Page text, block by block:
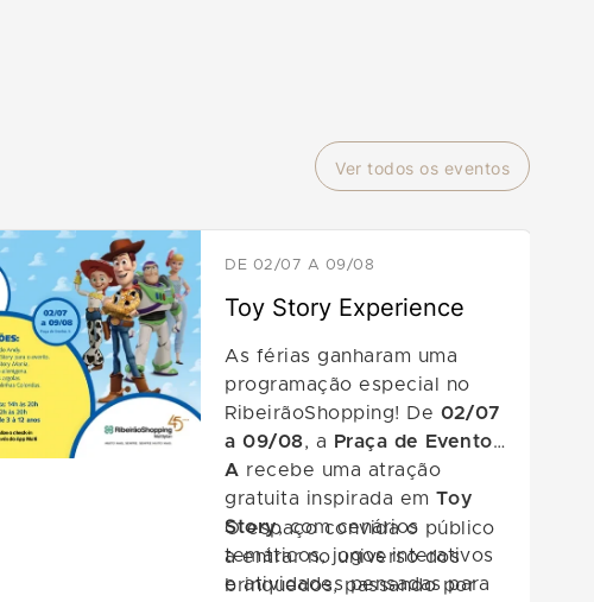
Ver todos os eventos
DE 02/07 A 09/08
Toy Story Experience
As férias ganharam uma
programação especial no
RibeirãoShopping! De 02/07
a 09/08, a
Praça de Eventos
A recebe uma atração
gratuita inspirada em Toy
Story, com cenários
temáticos, jogos interativos
e atividades pensadas para
O espaço convida o público
a entrar no universo dos
brinquedos, passando por